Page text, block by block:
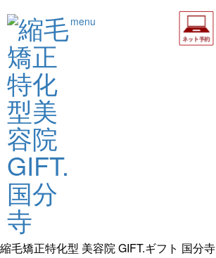
menu
縮毛矯正特化型 美容院 GIFT.ギフト 国分寺